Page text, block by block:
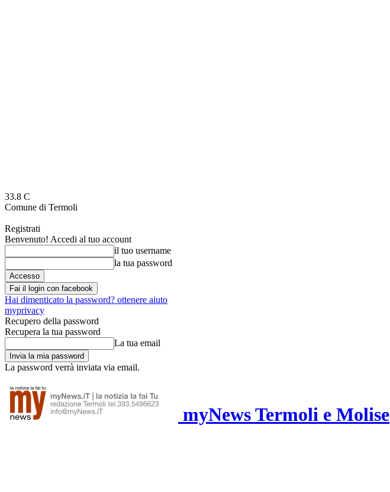
33.8 C
Comune di Termoli
Registrati
Benvenuto! Accedi al tuo account
il tuo username
la tua password
Fai il login con facebook
Hai dimenticato la password? ottenere aiuto
myprivacy
Recupero della password
Recupera la tua password
La tua email
La password verrà inviata via email.
myNews Termoli e Molise